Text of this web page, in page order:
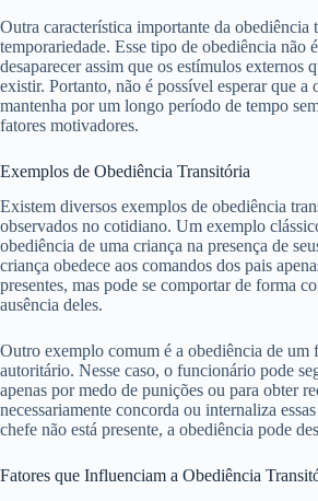
Outra característica importante da obediência
temporariedade. Esse tipo de obediência não
desaparecer assim que os estímulos externos
existir. Portanto, não é possível esperar que a
mantenha por um longo período de tempo
fatores motivadores.
Exemplos de Obediência Transitória
Existem diversos exemplos de obediência
observados no cotidiano. Um exemplo
obediência de uma criança na presença de
criança obedece aos comandos dos pais
presentes, mas pode se comportar de forma
ausência deles.
Outro exemplo comum é a obediência de um
autoritário. Nesse caso, o funcionário pode
apenas por medo de punições ou para obter
necessariamente concorda ou internaliza
chefe não está presente, a obediência pode
Fatores que Influenciam a Obediência